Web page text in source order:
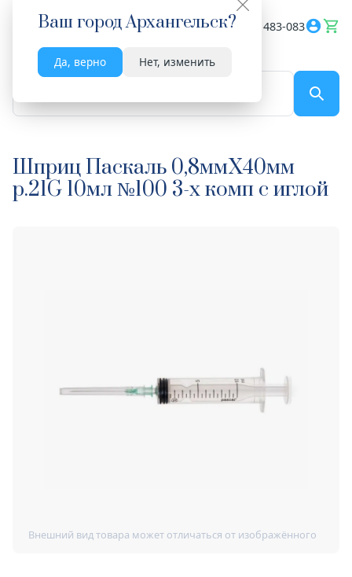
Ваш городАрхангельск?
Да, верно Нет, изменить
Весь сайт 8182 483-083
Шприц Паскаль 0,8ммX40мм
р.21G 10мл №100 3-х комп с иглой